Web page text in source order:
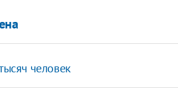
человек